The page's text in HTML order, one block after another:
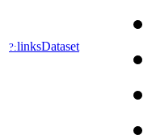
?:linksDataset